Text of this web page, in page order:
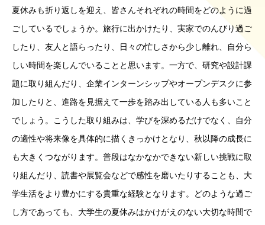
夏休みも折り返しを迎え、皆さんそれぞれの時間をどのように過
ごしているでしょうか。旅行に出かけたり、実家でのんびり過ご
したり、友人と語らったり、日々の忙しさから少し離れ、自分ら
しい時間を楽しんでいることと思います。一方で、研究や設計課
題に取り組んだり、企業インターンシップやオープンデスクに参
加したりと、進路を見据えて一歩を踏み出している人も多いこと
でしょう。こうした取り組みは、学びを深めるだけでなく、自分
の適性や将来像を具体的に描くきっかけとなり、秋以降の成長に
も大きくつながります。普段はなかなかできない新しい挑戦に取
り組んだり、読書や展覧会などで感性を磨いたりすることも、大
学生活をより豊かにする貴重な経験となります。どのような過ご
し方であっても、大学生の夏休みはかけがえのない大切な時間で